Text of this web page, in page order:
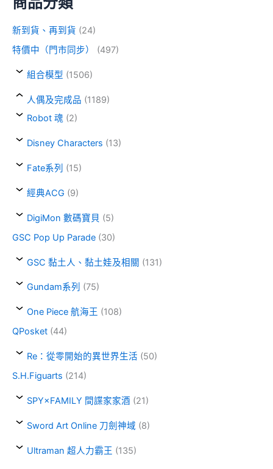
新到貨、再到貨 (24)
特價中（門市同步）
(497)
組合模型 (1506)
人偶及完成品 (1189)
Robot 魂 (2)
Disney Characters (13)
Fate系列 (15)
經典ACG (9)
DigiMon 數碼寶貝 (5)
GSC Pop Up Parade (30)
GSC 黏土人、黏土娃及相關 (131)
Gundam系列 (75)
One Piece 航海王 (108)
QPosket (44)
Re：從零開始的異世界生活 (50)
S.H.Figuarts (214)
SPY×FAMILY 間諜家家酒 (21)
Sword Art Online 刀劍神域 (8)
Ultraman 超人力霸王 (135)